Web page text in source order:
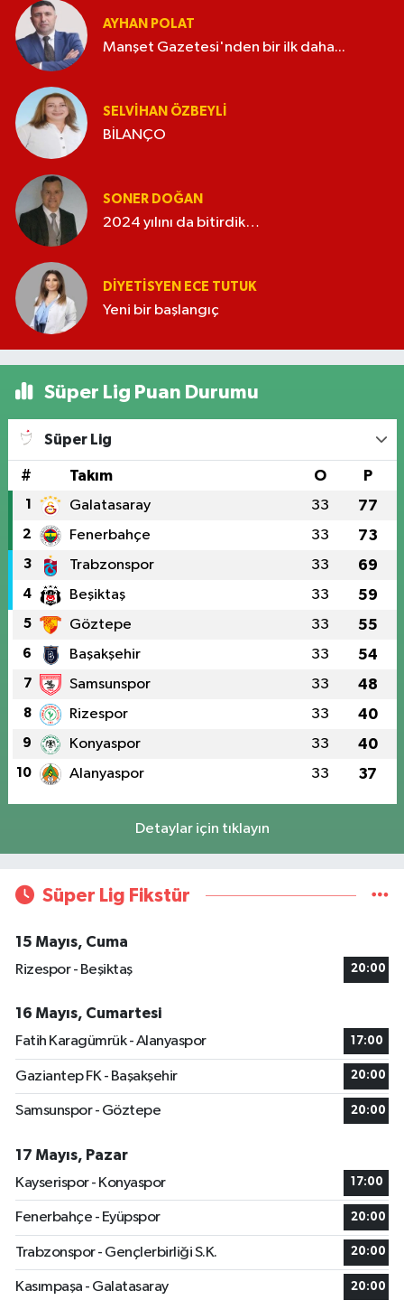
AYHAN POLAT
Manşet Gazetesi'nden bir ilk daha...
SELVIHAN ÖZBEYLI
BİLANÇO
SONER DOĞAN
2024 yılını da bitirdik…
DIYETISYEN ECE TUTUK
Yeni bir başlangıç
Süper Lig Puan Durumu
Süper Lig
# Takım O P
1 Galatasaray 33 77
2 Fenerbahçe 33 73
3 Trabzonspor 33 69
4 Beşiktaş 33 59
5 Göztepe 33 55
6 Başakşehir 33 54
7 Samsunspor 33 48
8 Rizespor 33 40
9 Konyaspor 33 40
10 Alanyaspor 33 37
Detaylar için tıklayın
Süper Lig Fikstür
15 Mayıs, Cuma
Rizespor - Beşiktaş
20:00
16 Mayıs, Cumartesi
Fatih Karagümrük - Alanyaspor
17:00
Gaziantep FK - Başakşehir 20:00
Samsunspor - Göztepe 20:00
17 Mayıs, Pazar
Kayserispor - Konyaspor
17:00
Fenerbahçe - Eyüpspor 20:00
Trabzonspor - Gençlerbirliği S.K. 20:00
Kasımpaşa - Galatasaray 20:00